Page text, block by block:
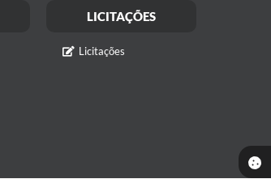
LICITAÇÕES
Licitações